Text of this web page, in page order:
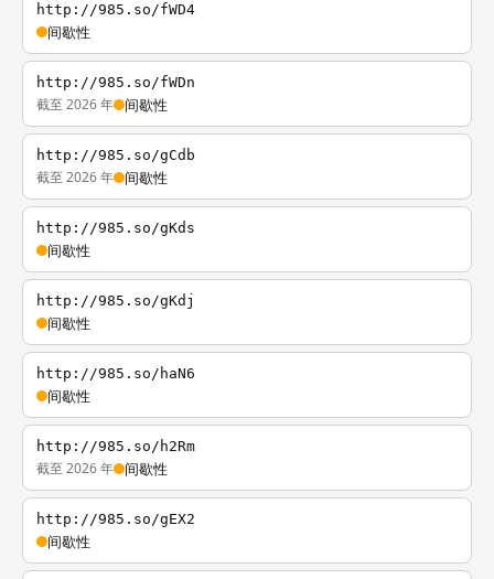
http://985.so/fWD4
间歇性
http://985.so/fWDn
截至 2026 年 间歇性
http://985.so/gCdb
截至 2026 年 间歇性
http://985.so/gKds
间歇性
http://985.so/gKdj
间歇性
http://985.so/haN6
间歇性
http://985.so/h2Rm
截至 2026 年 间歇性
http://985.so/gEX2
间歇性